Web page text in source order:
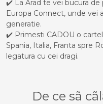
✔️ La Arad te vei bucura de
Europa Connect, unde vei
generatie.
✔️ Primesti CADOU o
Spania, Italia, Franta spre
legatura cu cei dragi.
De ce sã